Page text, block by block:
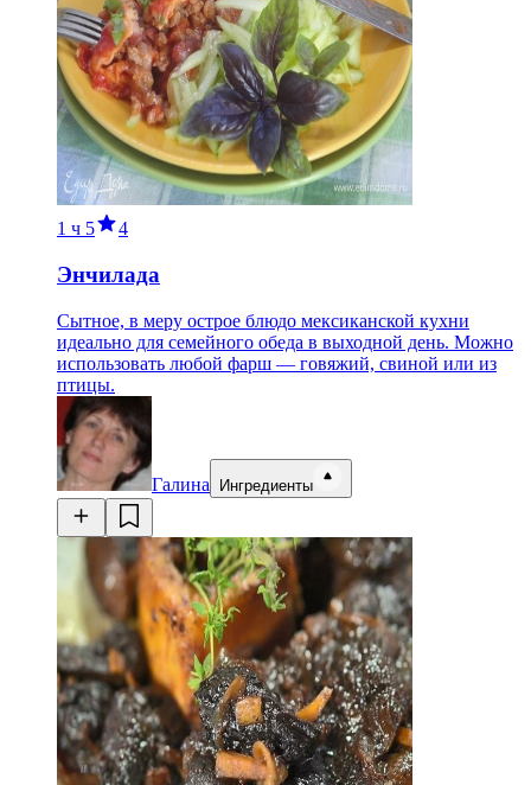
1 ч 5 4
Энчилада
Сытное, в меру острое блюдо мексиканской кухни
идеально для семейного обеда в выходной день. Можно
использовать любой фарш — говяжий, свиной или из
птицы.
Галина Ингредиенты